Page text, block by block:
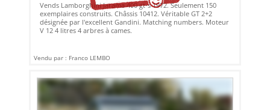
Vends Lamborghini Jarama 400 gt-s 1972. Seulement 150
exemplaires construits. Châssis 10412. Véritable GT 2+2
désignée par l'excellent Gandini. Matching numbers. Moteur
V 12 4 litres 4 arbres à cames.
Vendu par : Franco LEMBO